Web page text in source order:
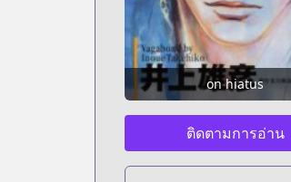
on hiatus
ติดตามการอ่าน